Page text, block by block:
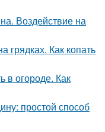
Воздействие на
грядках. Как копать
в огороде. Как
простой способ